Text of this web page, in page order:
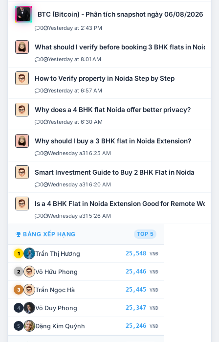
BTC (Bitcoin) - Phân tích snapshot ngày 06/08/2026
0 Yesterday at 2:43 PM
What should I verify before booking 3 BHK flats in Noida?
0 Yesterday at 8:01 AM
How to Verify property in Noida Step by Step
0 Yesterday at 6:57 AM
Why does a 4 BHK flat Noida offer better privacy?
0 Yesterday at 6:30 AM
Why should I buy a 3 BHK flat in Noida Extension?
0 Wednesday a31 6:25 AM
Smart Investment Guide to Buy 2 BHK Flat in Noida
0 Wednesday a31 6:20 AM
Is a 4 BHK Flat in Noida Extension Good for Remote Work?
0 Wednesday a31 5:26 AM
BẢNG XẾP HẠNG TOP 5
1 Trần Thị Hương 25,548 VNĐ
2 Võ Hữu Phong 25,446 VNĐ
3 Trần Ngọc Hà 25,445 VNĐ
4 Võ Duy Phong 25,347 VNĐ
5 Đặng Kim Quỳnh 25,246 VNĐ